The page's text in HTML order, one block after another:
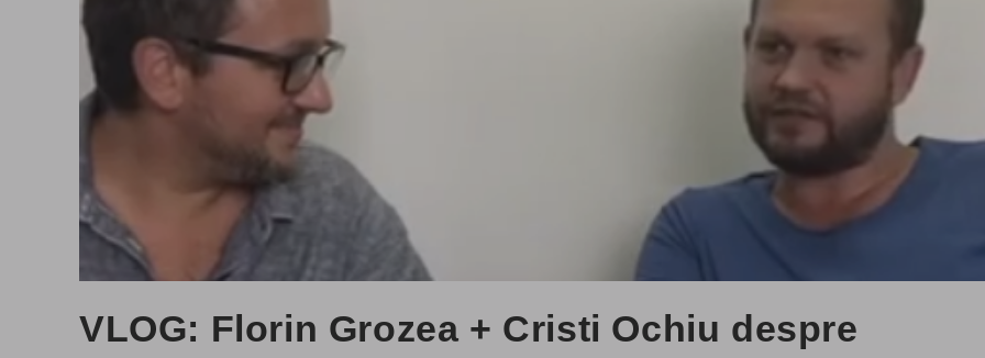
VLOG: Florin Grozea + Cristi Ochiu despre